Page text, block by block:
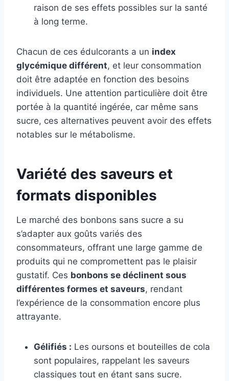
raison de ses effets possibles sur la santé
à long terme.
Chacun de ces édulcorants a un index
glycémique différent, et leur consommation
doit être adaptée en fonction des besoins
individuels. Une attention particulière doit être
portée à la quantité ingérée, car même sans
sucre, ces alternatives peuvent avoir des effets
notables sur le métabolisme.
Variété des saveurs et
formats disponibles
Le marché des bonbons sans sucre a su
s’adapter aux goûts variés des
consommateurs, offrant une large gamme de
produits qui ne compromettent pas le plaisir
gustatif. Ces bonbons se déclinent sous
différentes formes et saveurs, rendant
l’expérience de la consommation encore plus
attrayante.
Gélifiés : Les oursons et bouteilles de cola
sont populaires, rappelant les saveurs
classiques tout en étant sans sucre.